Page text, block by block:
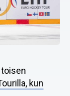
kun